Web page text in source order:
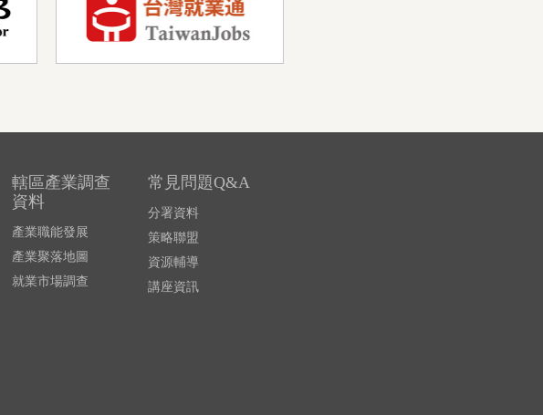
轄區產業調查
資料
產業職能發展
產業聚落地圖
就業市場調查
常見問題Q&A
分署資料
策略聯盟
資源輔導
講座資訊